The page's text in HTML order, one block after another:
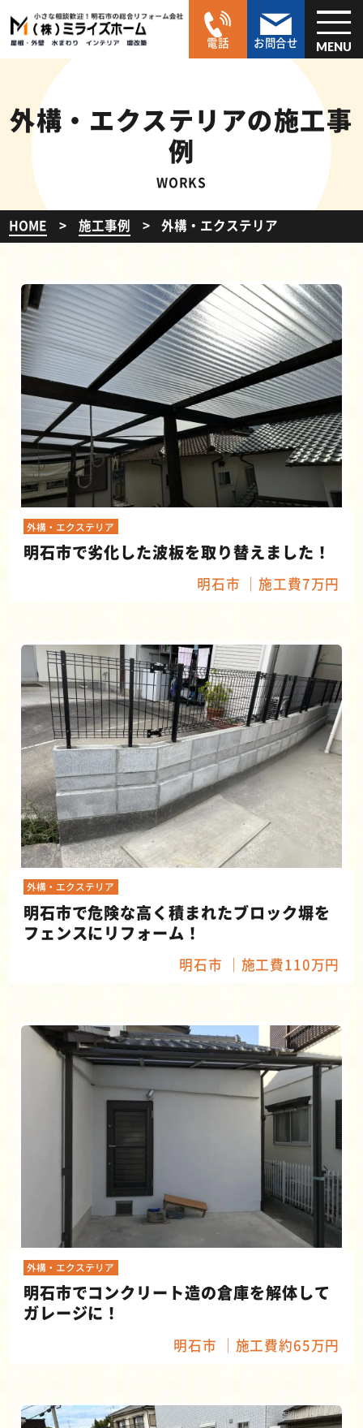
電話 お問合せ MENU
外構・エクステリアの施工事
例
WORKS
HOME 施工事例 外構・エクステリア
外構・エクステリア
明石市で劣化した波板を取り替えました！
明石市 施工費7万円
外構・エクステリア
明石市で危険な高く積まれたブロック塀を
フェンスにリフォーム！
明石市 施工費110万円
外構・エクステリア
明石市でコンクリート造の倉庫を解体して
ガレージに！
明石市 施工費約65万円